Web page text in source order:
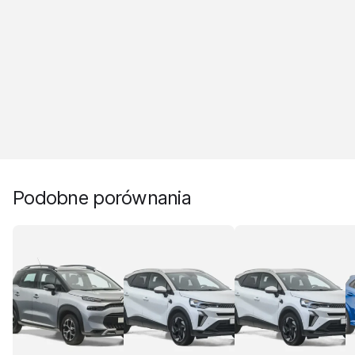
Podobne porównania